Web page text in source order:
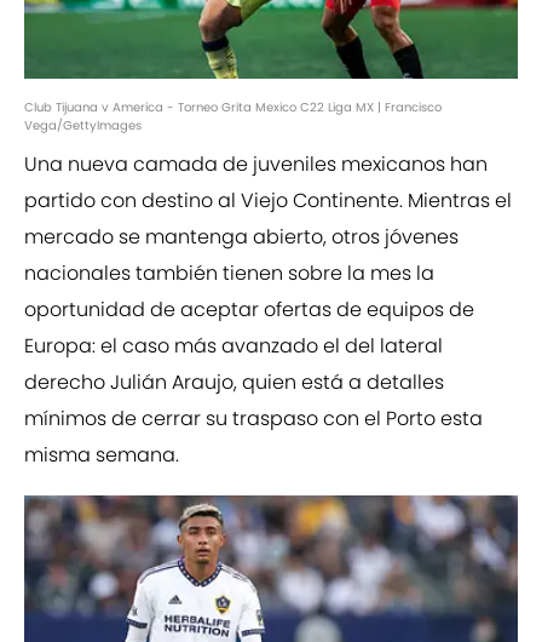
Club Tijuana v America - Torneo Grita Mexico C22 Liga MX | Francisco
Vega/GettyImages
Una nueva camada de juveniles mexicanos han
partido con destino al Viejo Continente. Mientras el
mercado se mantenga abierto, otros jóvenes
nacionales también tienen sobre la mes la
oportunidad de aceptar ofertas de equipos de
Europa: el caso más avanzado el del lateral
derecho Julián Araujo, quien está a detalles
mínimos de cerrar su traspaso con el Porto esta
misma semana.